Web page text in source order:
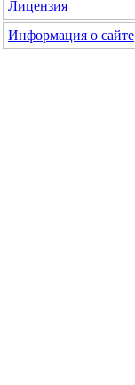
Лицензия
Информация о сайте